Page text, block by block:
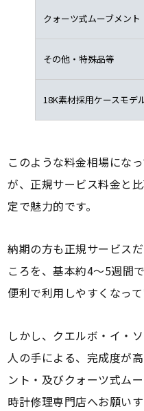
クォーツ式ムーブメント
その他・特殊品等
18K素材採用ケースモデ
このような料金相場にな
が、正規サービス料金と
定で魅力的です。
納期の方も正規サービス
ころを、基本約4～5週間
便利で利用しやすくなって
しかし、クエルボ・イ・
人の手による、完成度が
ント・及びクォーツ式ム
時計修理専門店へお願い